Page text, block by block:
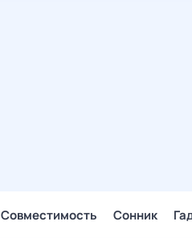
Совместимость Сонник